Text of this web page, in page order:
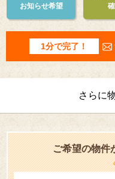
お知らせ希望
1分で完了！
さらに
ご希望の物件